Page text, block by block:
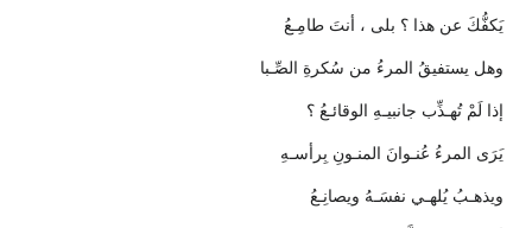
يَكفُّكَ عن هذا ؟ بلى ، أنتَ طامِـعُ
وهل يستفيقُ المرءُ من سُكرةِ الصِّـبا
إذا لَمْ تُهـذِّب جانبيـهِ الوقائـعُ ؟
يَرَى المرءُ عُنـوانَ المنـونِ بِرأسـهِ
ويذهـبُ يُلهـي نفسَـهُ ويصانِـعُ